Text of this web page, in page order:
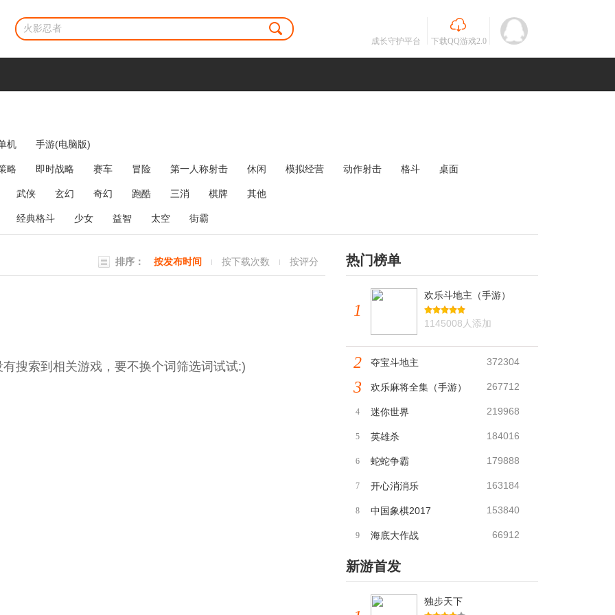
成长守护平台 下载QQ游戏2.0
机 手游(电脑版)
略 即时战略 赛车 冒险 第一人称射击 休闲 模拟经营 动作射击 格斗
桌面
牌类
麻将 网络游戏 弹幕射击 策略塔防
武侠 玄幻 奇幻 跑酷 三消 棋牌 其他
经典格斗 少女 益智 太空 街霸
排序： 按发布时间 按下载次数 按评分
搜索到相关游戏，要不换个词筛选词试试:)
热门榜单
1
欢乐斗地主（手游）
1145008人添加
2 夺宝斗地主 372304
3 欢乐麻将全集（手游） 267712
4 迷你世界 219968
5 英雄杀 184016
6 蛇蛇争霸 179888
7 开心消消乐 163184
8 中国象棋2017 153840
9 海底大作战 66912
新游首发
独步天下